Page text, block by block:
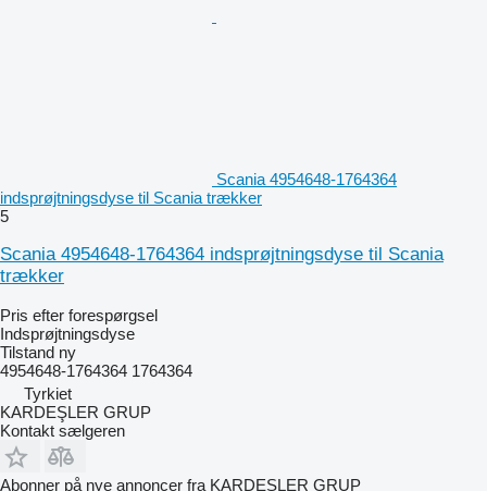
Scania 4954648-1764364
indsprøjtningsdyse til Scania trækker
5
Scania 4954648-1764364 indsprøjtningsdyse til Scania
trækker
Pris efter forespørgsel
Indsprøjtningsdyse
Tilstand ny
4954648-1764364 1764364
Tyrkiet
KARDEŞLER GRUP
Kontakt sælgeren
Abonner på nye annoncer fra KARDEŞLER GRUP